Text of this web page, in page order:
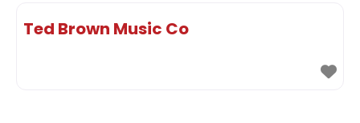
Ted Brown Music Co